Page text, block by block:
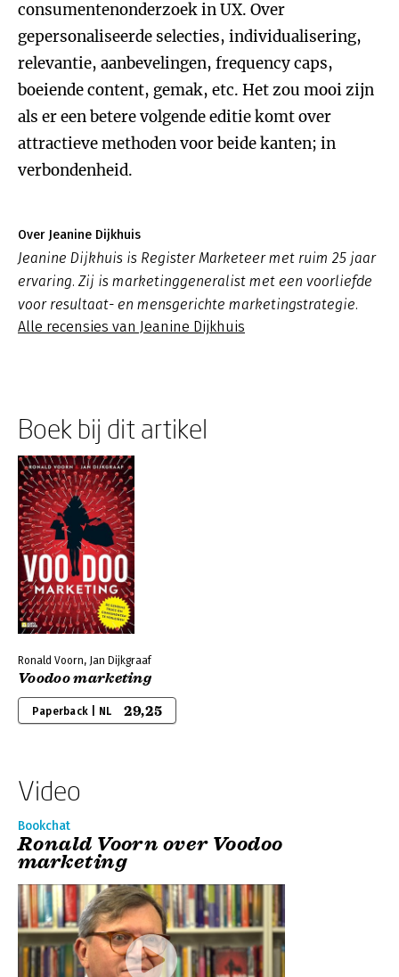
consumentenonderzoek in UX. Over
gepersonaliseerde selecties, individualisering,
relevantie, aanbevelingen, frequency caps,
boeiende content, gemak, etc. Het zou mooi zijn
als er een betere volgende editie komt over
attractieve methoden voor beide kanten; in
verbondenheid.
Over Jeanine Dijkhuis
Jeanine Dijkhuis is Register Marketeer met ruim 25 jaar
ervaring. Zij is marketinggeneralist met een voorliefde
voor resultaat- en mensgerichte marketingstrategie.
Alle recensies van Jeanine Dijkhuis
Boek bij dit artikel
Ronald Voorn, Jan Dijkgraaf
Voodoo marketing
Paperback | NL 29,25
Video
Bookchat
Ronald Voorn over Voodoo
marketing